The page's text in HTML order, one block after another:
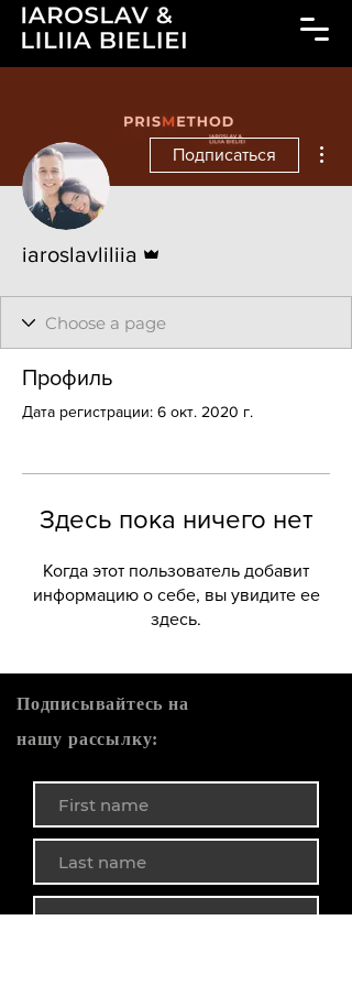
Подписаться
iaroslavliliia
Профиль
Дата регистрации: 6 окт. 2020 г.
Здесь пока ничего нет
Когда этот пользователь добавит
информацию о себе, вы увидите ее
здесь.
Подписывайтесь на
нашу рассылку: